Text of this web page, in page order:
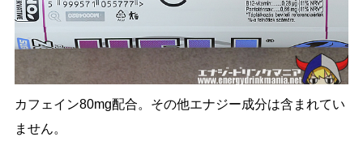
カフェイン80mg配合。その他エナジー成分は含まれてい
ません。